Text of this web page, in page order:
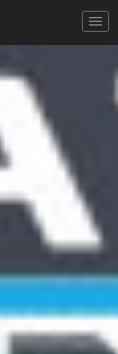
Faites défiler pour voir toutes les colonnes
M SE